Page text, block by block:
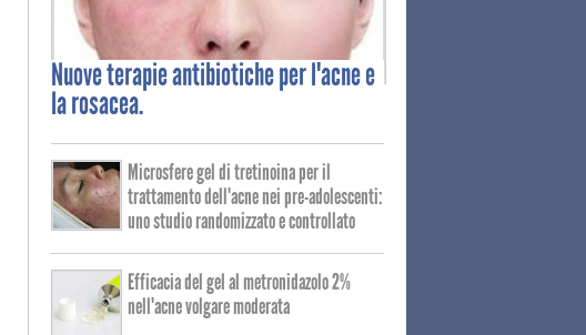
Nuoveterapie antibiotiche per l'acne e
la rosacea.
Microsfere gel di tretinoina per il
trattamento dell'acne nei pre-adolescenti:
uno studio randomizzato e controllato
Efficacia del gel al metronidazolo 2%
nell'acne volgare moderata